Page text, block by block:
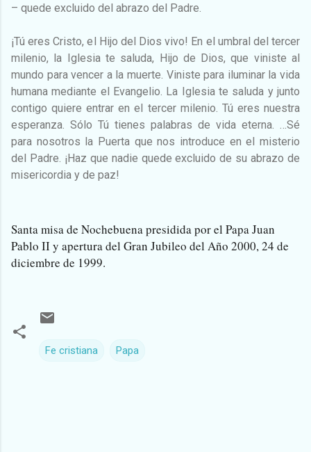
– quede excluido del abrazo del Padre.
¡Tú eres Cristo, el Hijo del Dios vivo! En el umbral del tercer
milenio, la Iglesia te saluda, Hijo de Dios, que viniste al
mundo para vencer a la muerte. Viniste para iluminar la vida
humana mediante el Evangelio. La Iglesia te saluda y junto
contigo quiere entrar en el tercer milenio. Tú eres nuestra
esperanza. Sólo Tú tienes palabras de vida eterna. …Sé
para nosotros la Puerta que nos introduce en el misterio
del Padre. ¡Haz que nadie quede excluido de su abrazo de
misericordia y de paz!
Santa misa de Nochebuena presidida por el Papa Juan
Pablo II y apertura del Gran Jubileo del Año 2000, 24 de
diciembre de 1999.
Fe cristiana Papa